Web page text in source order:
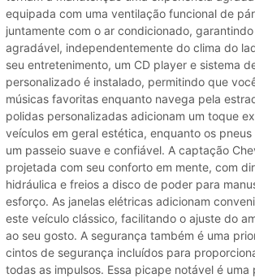
equipada com uma ventilação funcional de
juntamente com o ar condicionado,
agradável, independentemente do clima do
seu entretenimento, um CD player e sistema
personalizado é instalado, permitindo que
músicas favoritas enquanto navega pela
polidas personalizadas adicionam um toque
veículos em geral estética, enquanto os
um passeio suave e confiável. A captação
projetada com seu conforto em mente, com
hidráulica e freios a disco de poder para
esforço. As janelas elétricas adicionam
este veículo clássico, facilitando o ajuste do
ao seu gosto. A segurança também é uma
cintos de segurança incluídos para
todas as impulsos. Essa picape notável é uma